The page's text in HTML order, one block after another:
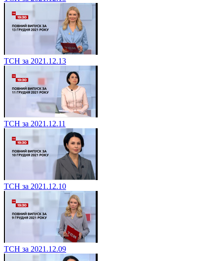
ТСН за 2021.12.13
ТСН за 2021.12.11
ТСН за 2021.12.10
ТСН за 2021.12.09